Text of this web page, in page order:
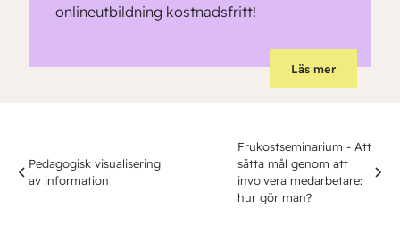
onlineutbildning kostnadsfritt!
Läs mer
Pedagogisk visualisering
av information
Frukostseminarium - Att
sätta mål genom att
involvera medarbetare:
hur gör man?